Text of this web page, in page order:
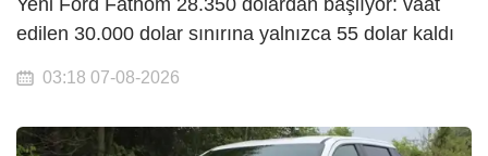
edilen 30.000 dolar sınırına yalnızca 55 dolar kaldı
03:18 07-08-2026